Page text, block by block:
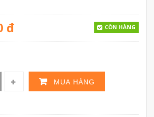
đ CÒN HÀNG
MUA HÀNG